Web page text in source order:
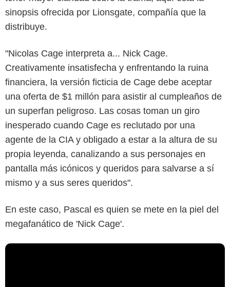
sinopsis ofrecida por Lionsgate, compañía que la
distribuye.
"Nicolas Cage interpreta a... Nick Cage.
Creativamente insatisfecha y enfrentando la ruina
financiera, la versión ficticia de Cage debe aceptar
una oferta de $1 millón para asistir al cumpleaños de
un superfan peligroso. Las cosas toman un giro
inesperado cuando Cage es reclutado por una
agente de la CIA y obligado a estar a la altura de su
propia leyenda, canalizando a sus personajes en
pantalla más icónicos y queridos para salvarse a sí
mismo y a sus seres queridos".
En este caso, Pascal es quien se mete en la piel del
megafanático de 'Nick Cage'.